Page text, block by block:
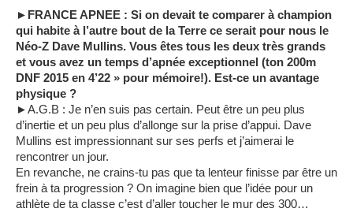
►FRANCE APNEE : Si on devait te comparer à champion
qui habite à l’autre bout de la Terre ce serait pour nous le
Néo-Z Dave Mullins. Vous êtes tous les deux très grands
et vous avez un temps d’apnée exceptionnel (ton 200m
DNF 2015 en 4’22 » pour mémoire!). Est-ce un avantage
physique ?
►A.G.B : Je n’en suis pas certain. Peut être un peu plus
d’inertie et un peu plus d’allonge sur la prise d’appui. Dave
Mullins est impressionnant sur ses perfs et j’aimerai le
rencontrer un jour.
En revanche, ne crains-tu pas que ta lenteur finisse par être un
frein à ta progression ? On imagine bien que l’idée pour un
athlète de ta classe c’est d’aller toucher le mur des 300…